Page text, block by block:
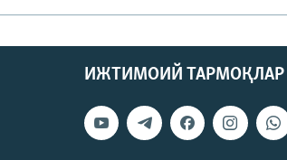
ИЖТИМОИЙ ТАРМОҚЛАР